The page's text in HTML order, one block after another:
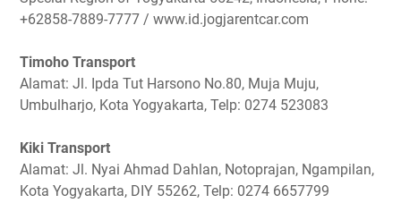
+62858-7889-7777 / www.id.jogjarentcar.com
Timoho Transport
Alamat: Jl. Ipda Tut Harsono No.80, Muja Muju,
Umbulharjo, Kota Yogyakarta, Telp: 0274 523083
Kiki Transport
Alamat: Jl. Nyai Ahmad Dahlan, Notoprajan, Ngampilan,
Kota Yogyakarta, DIY 55262, Telp: 0274 6657799